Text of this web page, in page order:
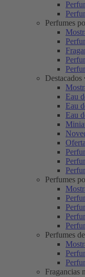
Perfumes
Destacados
Eau
Eau
Eau
Perfumes
Perfumes
Fragancias